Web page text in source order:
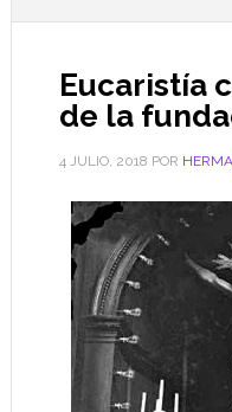
Eucaristía
de la
4 JULIO, 2018 POR